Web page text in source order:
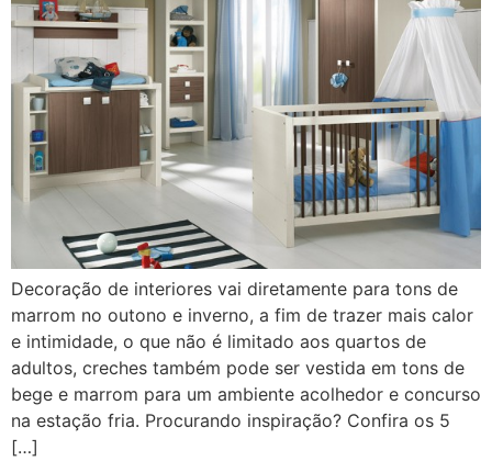
Decoração de interiores vai diretamente para tons de
marrom no outono e inverno, a fim de trazer mais calor
e intimidade, o que não é limitado aos quartos de
adultos, creches também pode ser vestida em tons de
bege e marrom para um ambiente acolhedor e concurso
na estação fria. Procurando inspiração? Confira os 5
[…]